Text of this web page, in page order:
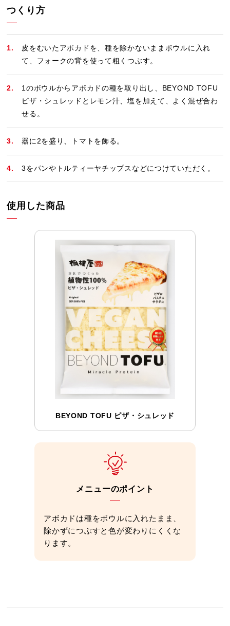
つくり方
皮をむいたアボカドを、種を除かないままボウルに入れ
て、フォークの背を使って粗くつぶす。
1のボウルからアボカドの種を取り出し、BEYOND TOFU
ピザ・シュレッドとレモン汁、塩を加えて、よく混ぜ合わ
せる。
器に2を盛り、トマトを飾る。
3をパンやトルティーヤチップスなどにつけていただく。
使用した商品
BEYOND TOFU ピザ・シュレッド
メニューのポイント
アボカドは種をボウルに入れたまま、
除かずにつぶすと色が変わりにくくな
ります。